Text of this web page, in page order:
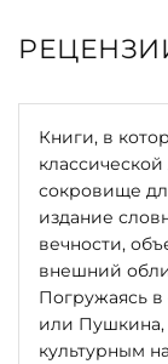
Книги, в
сокровище
издание
вечности,
внешний
Погружаясь в
или
культурным